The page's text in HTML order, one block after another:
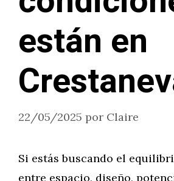
están en
22/05/2025 por Claire
Si estás buscando el
entre espacio, diseño,